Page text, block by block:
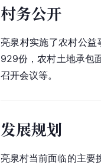
村务公开
亮泉村实施了农村公益
929份，农村土地承包
召开会议等。
发展规划
亮泉村当前面临的主要